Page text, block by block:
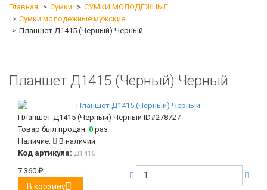
Главная Сумки
СУМКИ МОЛОДЁЖНЫЕ
Сумки молодежные мужские
Планшет Д1415 (Черный) Черный
Планшет Д1415 (Черный) Черный
Планшет Д1415 (Черный) Черный ID#278727
Товар был продан: 0 раз
Наличие:
В наличии
Код артикула: Д1415
7 360 ₽
В корзину